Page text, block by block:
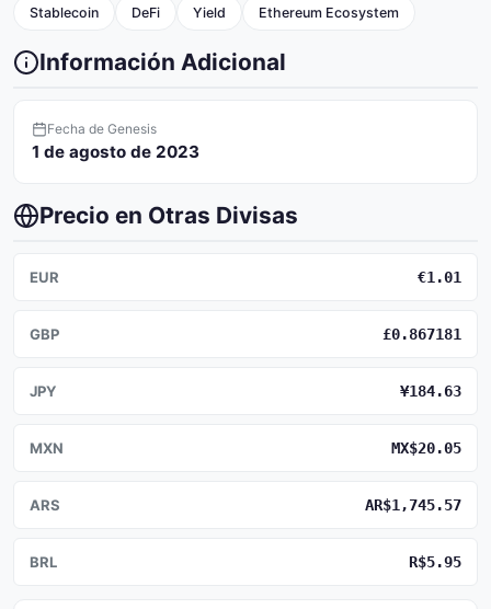
Stablecoin DeFi Yield Ethereum Ecosystem
Información Adicional
Fecha de Genesis
1 de agosto de 2023
Precio en Otras Divisas
EUR €1.01
GBP £0.867181
JPY ¥184.63
MXN MX$20.05
ARS AR$1,745.57
BRL R$5.95